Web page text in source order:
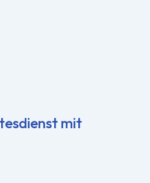
mit